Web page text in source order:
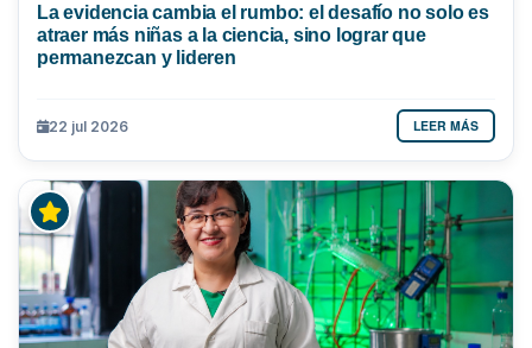
La evidencia cambia el rumbo: el desafío no solo es
atraer más niñas a la ciencia, sino lograr que
permanezcan y lideren
22 jul 2026 LEER MÁS